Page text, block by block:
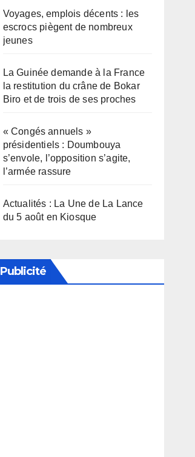
Voyages, emplois décents : les
escrocs piègent de nombreux
jeunes
La Guinée demande à la France
la restitution du crâne de Bokar
Biro et de trois de ses proches
« Congés annuels »
présidentiels : Doumbouya
s’envole, l’opposition s’agite,
l’armée rassure
Actualités : La Une de La Lance
du 5 août en Kiosque
Publicité